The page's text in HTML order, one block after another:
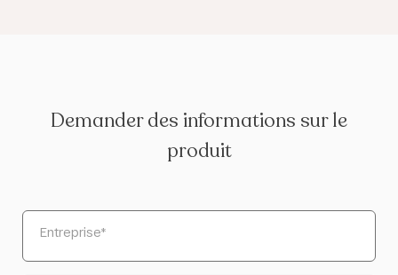
Demander des informations sur le
produit
Entreprise*